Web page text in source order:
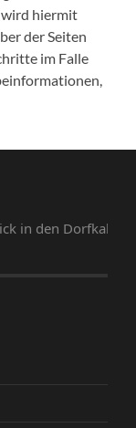
hiermit
der Seiten
im Falle
den Dorfkalender